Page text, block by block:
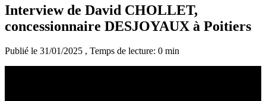
Interview de David CHOLLET,
concessionnaire DESJOYAUX à Poitiers
Publié le 31/01/2025 , Temps de lecture: 0 min